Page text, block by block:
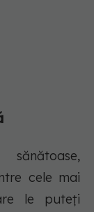
cele mai
le puteți